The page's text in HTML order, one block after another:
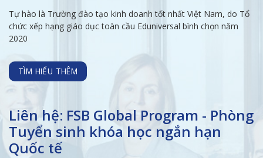
Tự hào là Trường đào tạo kinh doanh tốt nhất Việt Nam, do Tổ
chức xếp hạng giáo dục toàn cầu Eduniversal bình chọn năm
2020
TÌM HIỂU THÊM
Liên hệ: FSB Global Program - Phòng
Tuyển sinh khóa học ngắn hạn
Quốc tế